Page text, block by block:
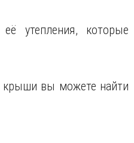
утепления, которые
крыши вы можете найти